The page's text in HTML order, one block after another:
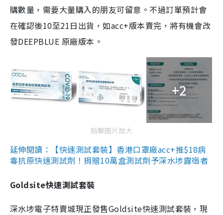
購數量，需要大量購入的朋友可留意。不過訂單預計會
在確認後10至21日出貨，如acc+版本賣完，將有機會改
發DEEPBLUE 原廠版本。
+2
點擊圖片放大
延伸閱讀：【快速測試套裝】香港口罩廠acc+推$18病
毒抗原快速測試劑！捐贈10萬盒測試劑予深水埗露宿者
Goldsite快速測試套裝
深水埗電子特賣城現正發售Goldsite快速測試套裝，現